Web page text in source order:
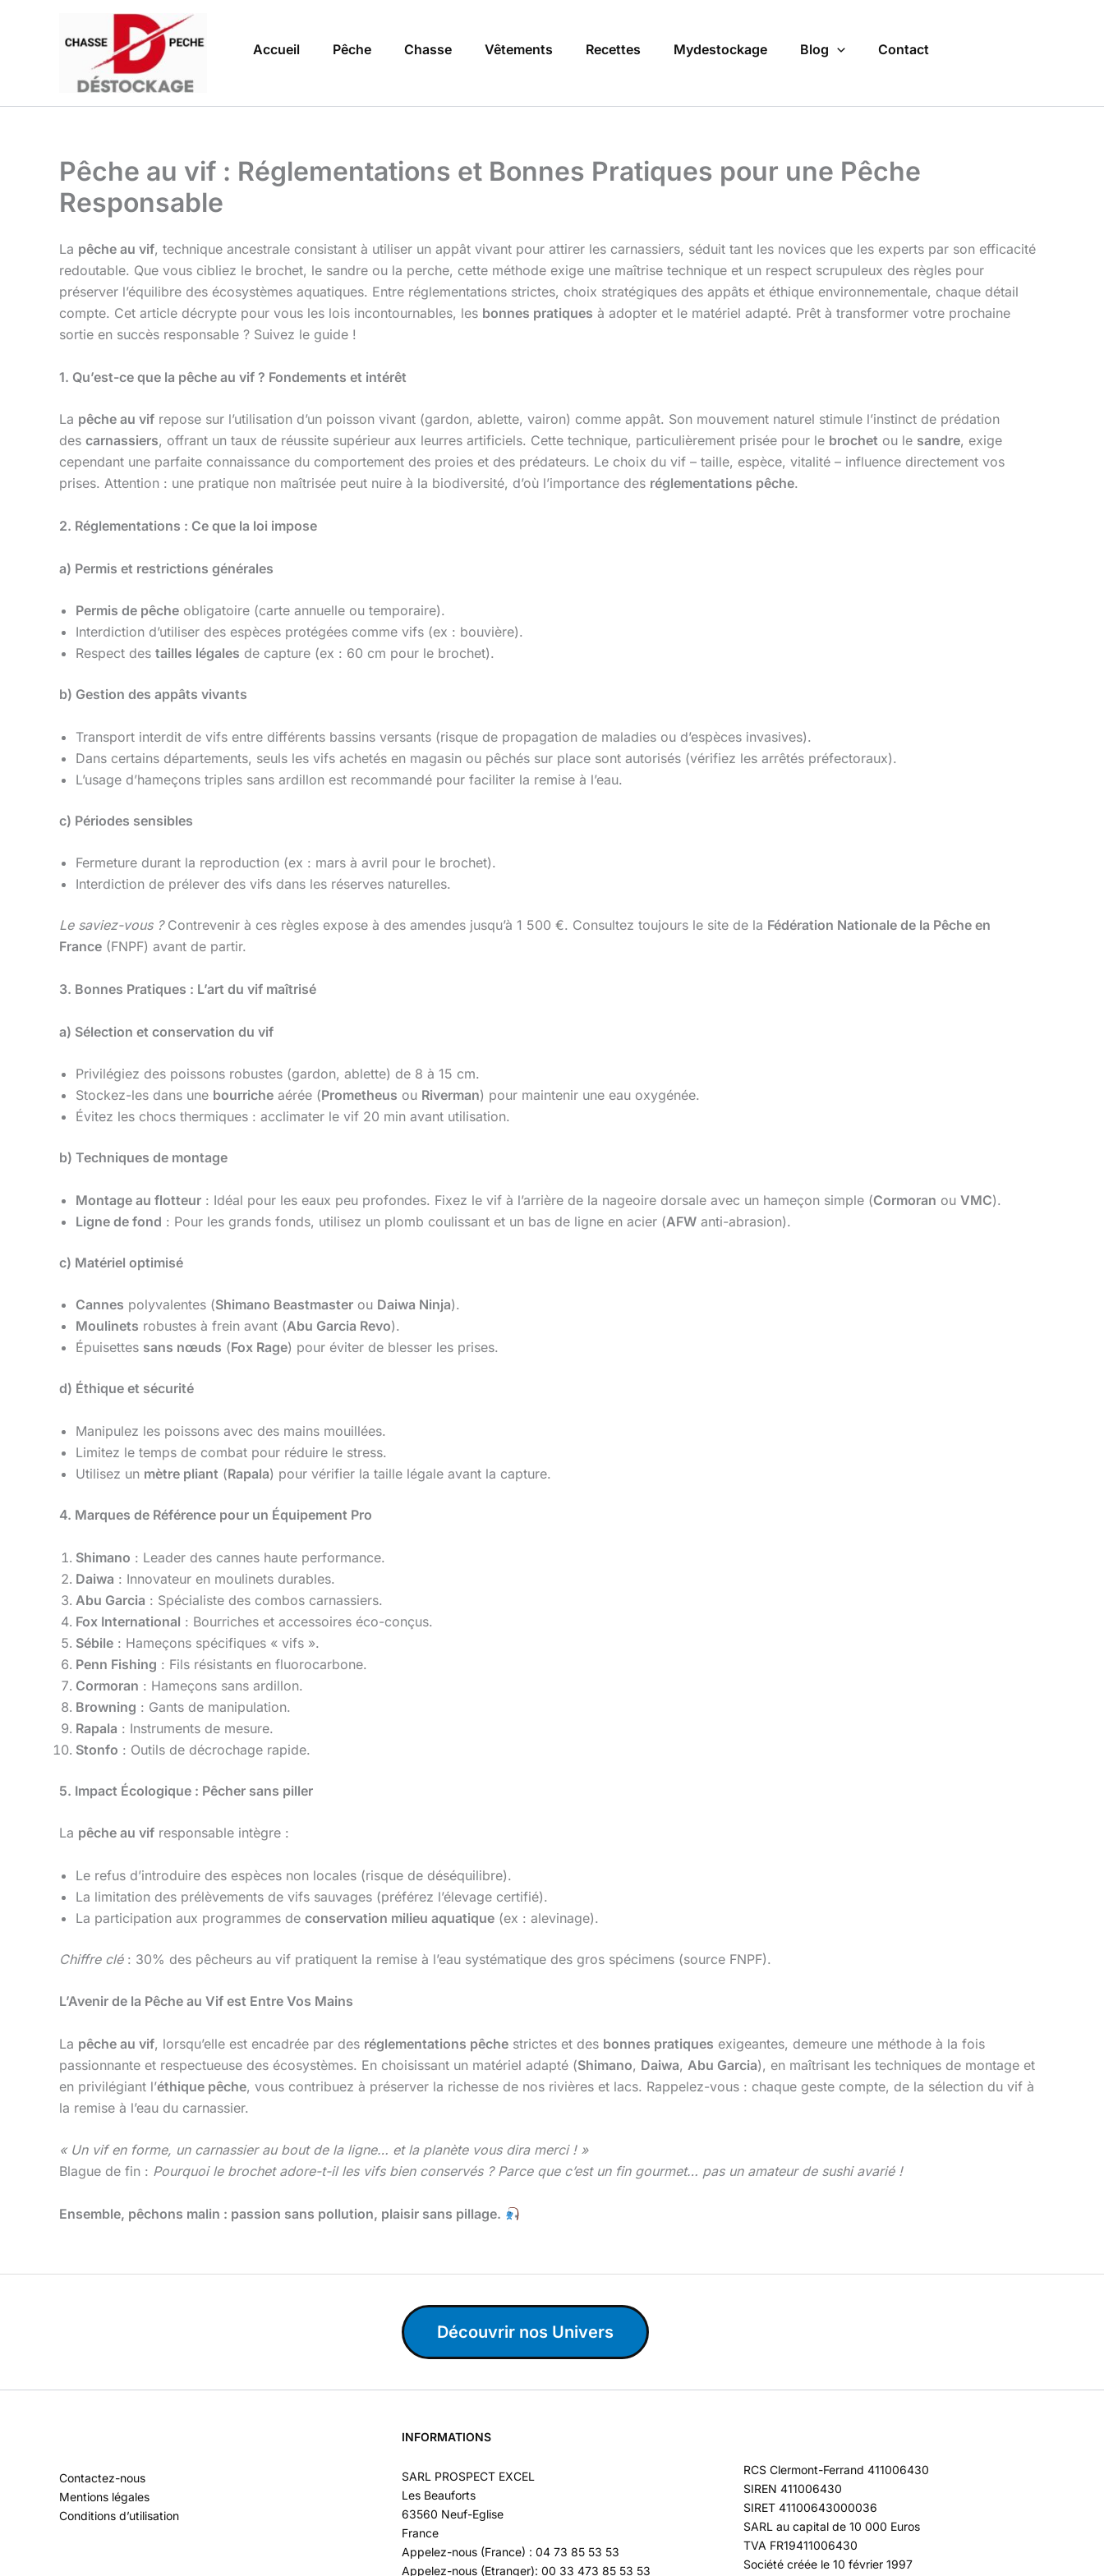
Accueil Pêche Chasse Vêtements Recettes Mydestockage Blog Contact
Pêche au vif : Réglementations et Bonnes Pratiques pour une Pêche
Responsable
La pêche au vif, technique ancestrale consistant à utiliser un appât vivant pour attirer les carnassiers, séduit tant les novices que les experts par son efficacité
redoutable. Que vous cibliez le brochet, le sandre ou la perche, cette méthode exige une maîtrise technique et un respect scrupuleux des règles pour
préserver l’équilibre des écosystèmes aquatiques. Entre réglementations strictes, choix stratégiques des appâts et éthique environnementale, chaque détail
compte. Cet article décrypte pour vous les lois incontournables, les bonnes pratiques à adopter et le matériel adapté. Prêt à transformer votre prochaine
sortie en succès responsable ? Suivez le guide !
1. Qu’est-ce que la pêche au vif ? Fondements et intérêt
La pêche au vif repose sur l’utilisation d’un poisson vivant (gardon, ablette, vairon) comme appât. Son mouvement naturel stimule l’instinct de prédation
des carnassiers, offrant un taux de réussite supérieur aux leurres artificiels. Cette technique, particulièrement prisée pour le brochet ou le sandre, exige
cependant une parfaite connaissance du comportement des proies et des prédateurs. Le choix du vif – taille, espèce, vitalité – influence directement vos
prises. Attention : une pratique non maîtrisée peut nuire à la biodiversité, d’où l’importance des réglementations pêche.
2. Réglementations : Ce que la loi impose
a) Permis et restrictions générales
Permis de pêche obligatoire (carte annuelle ou temporaire).
Interdiction d’utiliser des espèces protégées comme vifs (ex : bouvière).
Respect des tailles légales de capture (ex : 60 cm pour le brochet).
b) Gestion des appâts vivants
Transport interdit de vifs entre différents bassins versants (risque de propagation de maladies ou d’espèces invasives).
Dans certains départements, seuls les vifs achetés en magasin ou pêchés sur place sont autorisés (vérifiez les arrêtés préfectoraux).
L’usage d’hameçons triples sans ardillon est recommandé pour faciliter la remise à l’eau.
c) Périodes sensibles
Fermeture durant la reproduction (ex : mars à avril pour le brochet).
Interdiction de prélever des vifs dans les réserves naturelles.
Le saviez-vous ?Contrevenir à ces règles expose à des amendes jusqu’à 1 500 €. Consultez toujours le site de la Fédération Nationale de la Pêche en
France (FNPF) avant de partir.
3. Bonnes Pratiques : L’art du vif maîtrisé
a) Sélection et conservation du vif
Privilégiez des poissons robustes (gardon, ablette) de 8 à 15 cm.
Stockez-les dans une bourriche aérée (Prometheus ou Riverman) pour maintenir une eau oxygénée.
Évitez les chocs thermiques : acclimater le vif 20 min avant utilisation.
b) Techniques de montage
Montage au flotteur : Idéal pour les eaux peu profondes. Fixez le vif à l’arrière de la nageoire dorsale avec un hameçon simple (Cormoran ou VMC).
Ligne de fond : Pour les grands fonds, utilisez un plomb coulissant et un bas de ligne en acier (AFW anti-abrasion).
c) Matériel optimisé
Cannes polyvalentes (Shimano Beastmaster ou Daiwa Ninja).
Moulinets robustes à frein avant (Abu Garcia Revo).
Épuisettes sans nœuds (Fox Rage) pour éviter de blesser les prises.
d) Éthique et sécurité
Manipulez les poissons avec des mains mouillées.
Limitez le temps de combat pour réduire le stress.
Utilisez un mètre pliant (Rapala) pour vérifier la taille légale avant la capture.
4. Marques de Référence pour un Équipement Pro
Shimano : Leader des cannes haute performance.
Daiwa : Innovateur en moulinets durables.
Abu Garcia : Spécialiste des combos carnassiers.
Fox International : Bourriches et accessoires éco-conçus.
Sébile : Hameçons spécifiques « vifs ».
Penn Fishing : Fils résistants en fluorocarbone.
Cormoran : Hameçons sans ardillon.
Browning : Gants de manipulation.
Rapala : Instruments de mesure.
Stonfo : Outils de décrochage rapide.
5. Impact Écologique : Pêcher sans piller
La pêche au vif responsable intègre :
Le refus d’introduire des espèces non locales (risque de déséquilibre).
La limitation des prélèvements de vifs sauvages (préférez l’élevage certifié).
La participation aux programmes de conservation milieu aquatique (ex : alevinage).
Chiffre clé: 30% des pêcheurs au vif pratiquent la remise à l’eau systématique des gros spécimens (source FNPF).
L’Avenir de la Pêche au Vif est Entre Vos Mains
La pêche au vif, lorsqu’elle est encadrée par des réglementations pêche strictes et des bonnes pratiques exigeantes, demeure une méthode à la fois
passionnante et respectueuse des écosystèmes. En choisissant un matériel adapté (Shimano, Daiwa, Abu Garcia), en maîtrisant les techniques de montage et
en privilégiant l’éthique pêche, vous contribuez à préserver la richesse de nos rivières et lacs. Rappelez-vous : chaque geste compte, de la sélection du vif à
la remise à l’eau du carnassier.
« Un vif en forme, un carnassier au bout de la ligne… et la planète vous dira merci ! »
Blague de fin : Pourquoi le brochet adore-t-il les vifs bien conservés ? Parce que c’est un fin gourmet… pas un amateur de sushi avarié !
Ensemble, pêchons malin : passion sans pollution, plaisir sans pillage.
Découvrir nos Univers
Contactez-nous
Mentions légales
Conditions d’utilisation
INFORMATIONS
SARL PROSPECT EXCEL
Les Beauforts
63560 Neuf-Eglise
France
Appelez-nous (France) : 04 73 85 53 53
Appelez-nous (Etranger): 00 33 473 85 53 53
RCS Clermont-Ferrand 411006430
SIREN 411006430
SIRET 41100643000036
SARL au capital de 10 000 Euros
TVA FR19411006430
Société créée le 10 février 1997